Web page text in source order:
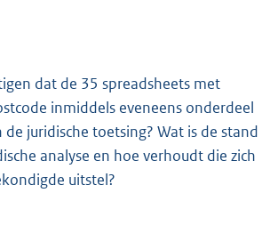
dat de 35 spreadsheets met
inmiddels eveneens onderdeel
juridische toetsing? Wat is de stand
analyse en hoe verhoudt die zich
uitstel?